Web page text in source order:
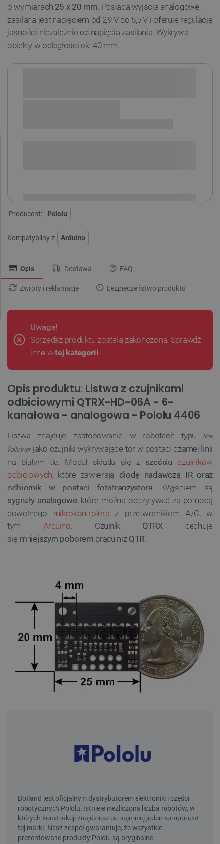
o wymiarach 25 x 20 mm. Posiada wyjścia analogowe,
zasilana jest napięciem od 2,9 V do 5,5 V i oferuje regulację
jasności niezależnie od napięcia zasilania. Wykrywa
obiekty w odległości ok. 40 mm.
Producent: Pololu
Kompatybilny z: Arduino
Opis Dostawa FAQ
Zwroty i reklamacje Bezpieczeństwo produktu
Uwaga!
Sprzedaż produktu została zakończona. Sprawdź
inne wtej kategorii.
Opis produktu: Listwa z czujnikami
odbiciowymi QTRX-HD-06A - 6-
kanałowa - analogowa - Pololu 4406
Listwa znajduje zastosowanie w robotach typu
line
followerjako czujniki wykrywające tor w postaci czarnej linii
na białym tle. Moduł składa się z sześciu czujników
odbiciowych, które zawierają diodę nadawczą IR oraz
odbiornik w postaci fototranzystora. Wyjściem są
sygnały analogowe, które można odczytywać za pomocą
dowolnego mikrokontrolera z przetwornikiem A/C, w
tym Arduino. Czujnik QTRX cechuje
się mniejszym poborem prądu niż QTR.